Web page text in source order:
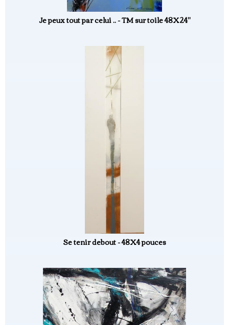
Je peux tout par celui .. - TM sur toile 48X24"
Se tenir debout - 48X4 pouces